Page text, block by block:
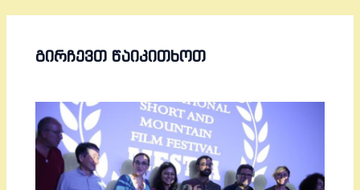
ᲒᲘᲠᲩᲔᲕᲗ ᲬᲐᲘᲙᲘᲗᲮᲝᲗ